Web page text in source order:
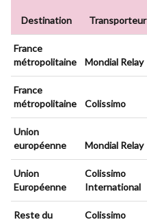
Destination Transporteur
France
métropolitaine
Mondial Relay
France
métropolitaine
Colissimo
Union
européenne
Mondial Relay
Union
Européenne
Colissimo
International
Reste du
Colissimo